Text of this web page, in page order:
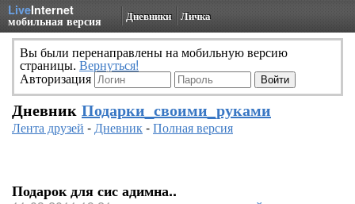
LiveInternet
мобильная версия Дневники Личка
Вы были перенаправлены на мобильную версию
страницы. Вернуться!
Авторизация
Дневник Подарки_своими_руками
Лента друзей -Дневник-Полная версия
Подарок для сис адимна..